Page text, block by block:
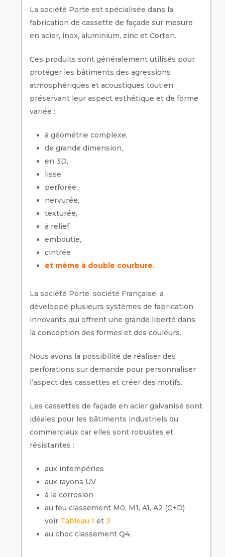
La société Porte est spécialisée dans la
fabrication de cassette de façade sur mesure
en acier, inox, aluminium, zinc et Corten.
Ces produits sont généralement utilisés pour
protéger les bâtiments des agressions
atmosphériques et acoustiques tout en
préservant leur aspect esthétique et de forme
variée :
à géométrie complexe,
de grande dimension,
en 3D,
lisse,
perforée,
nervurée,
texturée,
à relief,
emboutie,
cintrée
et même à double courbure.
La société Porte, société Française, a
développé plusieurs systèmes de fabrication
innovants qui offrent une grande liberté dans
la conception des formes et des couleurs.
Nous avons la possibilité de réaliser des
perforations sur demande pour personnaliser
l’aspect des cassettes et créer des motifs.
Les cassettes de façade en acier galvanisé sont
idéales pour les bâtiments industriels ou
commerciaux car elles sont robustes et
résistantes :
aux intempéries
aux rayons UV
à la corrosion
au feu classement M0, M1, A1, A2 (C+D)
voir Tableau 1 et 2
au choc classement Q4.